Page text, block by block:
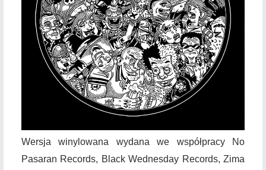
Wersja winylowana wydana we współpracy No
Pasaran Records, Black Wednesday Records, Zima